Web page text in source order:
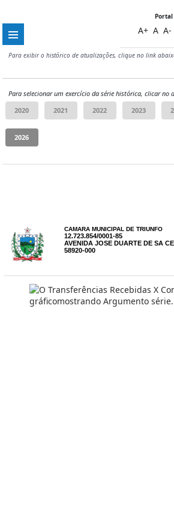
A+ A A-
Para exibir o histórico de atualizações, clique no link
Para selecionar um exercício da série histórica, clicar no
CAMARA MUNICIPAL DE TRIUNFO
12.723.854/0001-85
AVENIDA JOSE DUARTE DE SA
58920-000